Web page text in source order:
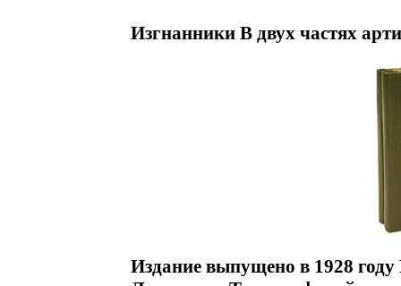
Изгнанники В двух частях
Издание выпущено в 1928